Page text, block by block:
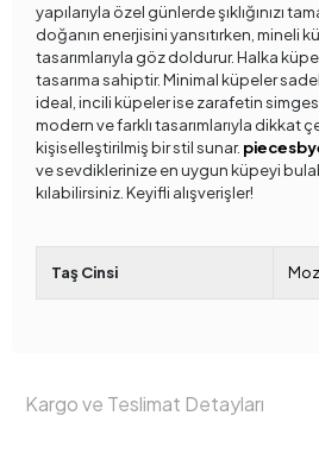
yapılarıyla özel günlerde şıklığınızı
doğanın enerjisini yansıtırken, mineli
tasarımlarıyla göz doldurur. Halka
tasarıma sahiptir. Minimal küpeler
ideal, incili küpeler ise zarafetin
modern ve farklı tasarımlarıyla dikkat
kişiselleştirilmiş bir stil sunar.
ve sevdiklerinize en uygun küpeyi
kılabilirsiniz. Keyifli alışverişler!
Taş Cinsi
Kargo ve Teslimat Detayları